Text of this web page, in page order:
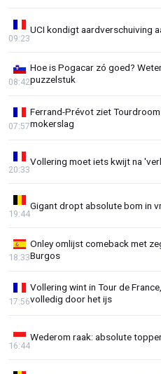
UCI kondigt aardverschuiving
09:23
Hoe is Pogacar zó goed?
puzzelstuk
08:42
Ferrand-Prévot ziet
mokerslag
07:57
Vollering moet iets kwijt na
20:33
Gigant dropt absolute bom in
19:44
Onley omlijst comeback met
Burgos
18:33
Vollering wint in Tour de
volledig door het ijs
17:56
Wederom raak: absolute
16:44